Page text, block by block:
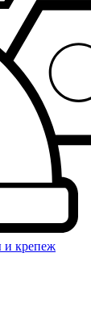
и крепеж